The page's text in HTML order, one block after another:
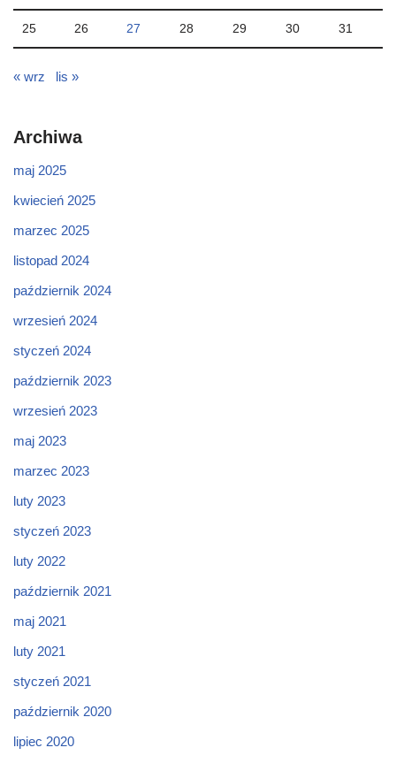
25 26 27 28 29 30 31
« wrz lis »
Archiwa
maj 2025
kwiecień 2025
marzec 2025
listopad 2024
październik 2024
wrzesień 2024
styczeń 2024
październik 2023
wrzesień 2023
maj 2023
marzec 2023
luty 2023
styczeń 2023
luty 2022
październik 2021
maj 2021
luty 2021
styczeń 2021
październik 2020
lipiec 2020